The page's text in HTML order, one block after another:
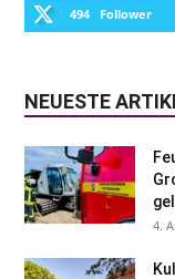
494 Follower
NEUESTE
4.